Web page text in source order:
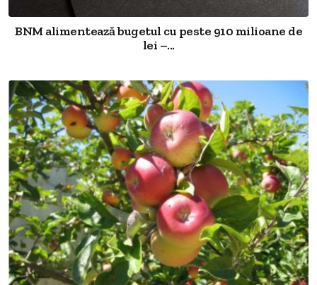
BNM alimentează bugetul cu peste 910 milioane de
lei –...